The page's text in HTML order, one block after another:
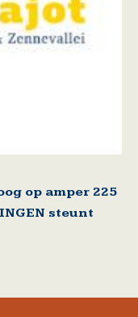
op amper 225
steunt